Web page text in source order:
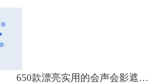
镜拖到素材1上。
度，应用覆盖选项，类型选择遮罩帧，选择下图
650款漂亮实用的会声会影遮罩素材